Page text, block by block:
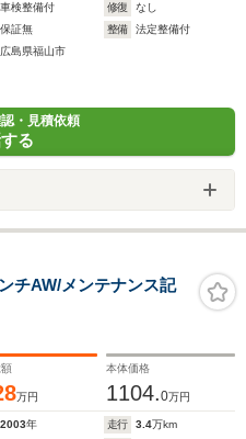
車検整備付 修復
なし
保証無 整備
法定整備付
広島県福山市
・見積依頼
る
AW/メンテナンス記
万円
本体価格
1104.0万円
2003年 走行 3.4万km